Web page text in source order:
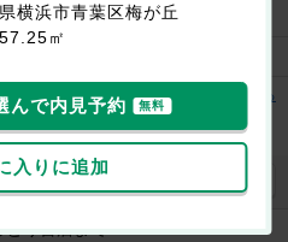
プラシ－ド梅ヶ丘の建物情報を見る
横浜市青葉区梅が丘
㎡
んで内見予約 無料
入りに追加